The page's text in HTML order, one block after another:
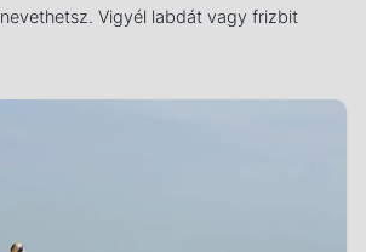
Vigyél labdát vagy frizbit